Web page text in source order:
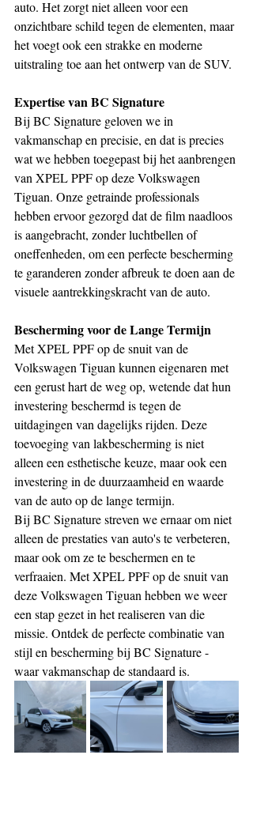
auto. Het zorgt niet alleen voor een
onzichtbare schild tegen de elementen, maar
het voegt ook een strakke en moderne
uitstraling toe aan het ontwerp van de SUV.
Expertise van BC Signature
Bij BC Signature geloven we in
vakmanschap en precisie, en dat is precies
wat we hebben toegepast bij het aanbrengen
van XPEL PPF op deze Volkswagen
Tiguan. Onze getrainde professionals
hebben ervoor gezorgd dat de film naadloos
is aangebracht, zonder luchtbellen of
oneffenheden, om een perfecte bescherming
te garanderen zonder afbreuk te doen aan de
visuele aantrekkingskracht van de auto.
Bescherming voor de Lange Termijn
Met XPEL PPF op de snuit van de
Volkswagen Tiguan kunnen eigenaren met
een gerust hart de weg op, wetende dat hun
investering beschermd is tegen de
uitdagingen van dagelijks rijden. Deze
toevoeging van lakbescherming is niet
alleen een esthetische keuze, maar ook een
investering in de duurzaamheid en waarde
van de auto op de lange termijn.
Bij BC Signature streven we ernaar om niet
alleen de prestaties van auto's te verbeteren,
maar ook om ze te beschermen en te
verfraaien. Met XPEL PPF op de snuit van
deze Volkswagen Tiguan hebben we weer
een stap gezet in het realiseren van die
missie. Ontdek de perfecte combinatie van
stijl en bescherming bij BC Signature -
waar vakmanschap de standaard is.